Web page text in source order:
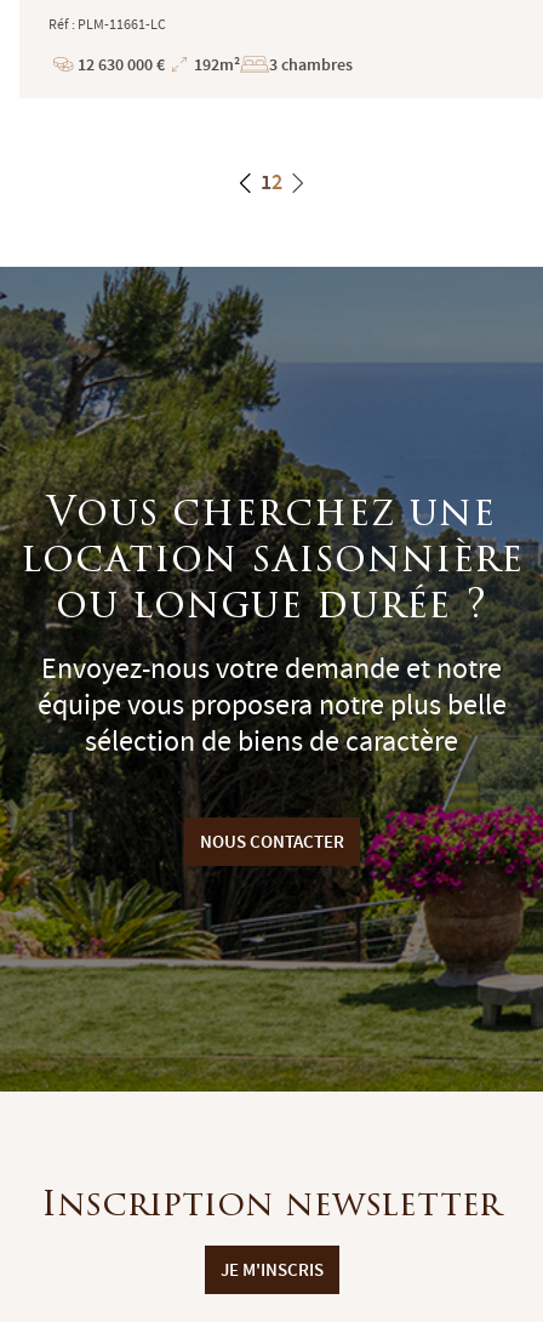
Réf : PLM-11661-LC
Prix
12 630 000 €
Superficie
192m² 3 chambres
12
Vous cherchez une
location saisonnière
ou longue durée ?
Envoyez-nous votre demande et notre
équipe vous proposera notre plus belle
sélection de biens de caractère
NOUS CONTACTER
Inscription newsletter
JE M'INSCRIS